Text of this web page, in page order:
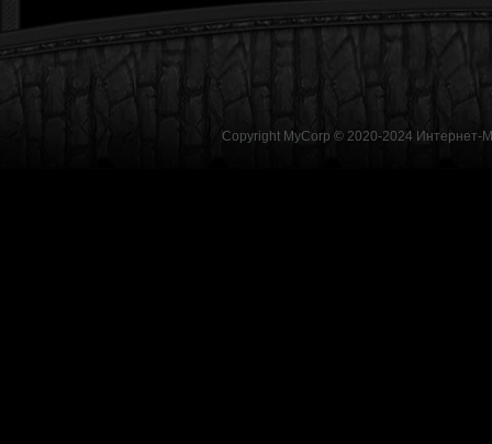
Copyright MyCorp © 2020-2024 Интернет-